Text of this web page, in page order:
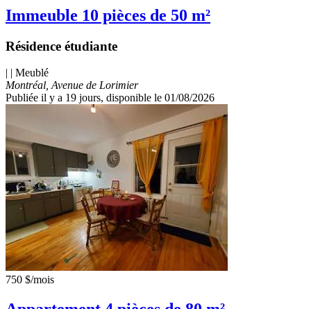
Immeuble 10 pièces de 50 m²
Résidence étudiante
| | Meublé
Montréal, Avenue de Lorimier
Publiée il y a 19 jours, disponible le 01/08/2026
750 $/mois